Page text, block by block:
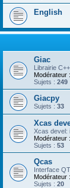
English
Giac
Librairie
Modérateur :
Sujets : 249
Giacpy
Sujets : 33
Xcas
Xcas devel:
Modérateur :
Sujets : 53
Qcas
Interface QT
Modérateur :
Sujets : 20